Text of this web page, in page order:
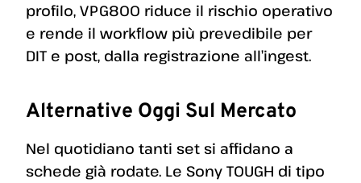
profilo, VPG800 riduce il rischio operativo
e rende il workflow più prevedibile per
DIT e post, dalla registrazione all’ingest.
Alternative Oggi Sul Mercato
Nel quotidiano tanti set si affidano a
schede già rodate. Le Sony TOUGH di tipo